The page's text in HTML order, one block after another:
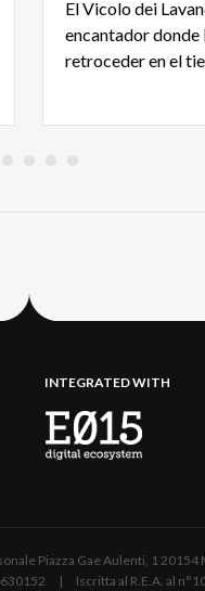
El Vicolo dei
encantador donde
retroceder en el
INTEGRATED WITH
Piazza Gae Aulenti, 1
| Iscritta al R.E.A. al